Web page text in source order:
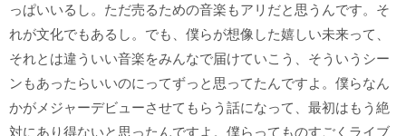
っぱいいるし。ただ売るための音楽もアリだと思うんです。そ
れが文化でもあるし。でも、僕らが想像した嬉しい未来って、
それとは違ういい音楽をみんなで届けていこう、そういうシー
ンもあったらいいのにってずっと思ってたんですよ。僕らなん
かがメジャーデビューさせてもらう話になって、最初はもう絶
対にあり得ないと思ったんですよ。僕らってものすごくライブ